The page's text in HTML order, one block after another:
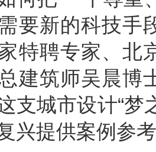
要新的科技手
特聘专家、北
建筑师吴晨博
支城市设计“梦
兴提供案例参